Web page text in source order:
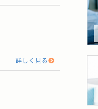
詳しく見る